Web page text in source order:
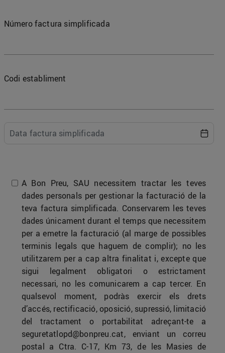
Número factura simplificada
Codi establiment
A Bon Preu, SAU necessitem tractar les teves
dades personals per gestionar la facturació de la
teva factura simplificada. Conservarem les teves
dades únicament durant el temps que necessitem
per a emetre la facturació (al marge de possibles
terminis legals que haguem de complir); no les
utilitzarem per a cap altra finalitat i, excepte que
sigui legalment obligatori o estrictament
necessari, no les comunicarem a cap tercer. En
qualsevol moment, podràs exercir els drets
d’accés, rectificació, oposició, supressió, limitació
del tractament o portabilitat adreçant-te a
seguretatlopd@bonpreu.cat, enviant un correu
postal a Ctra. C-17, Km 73, de les Masies de